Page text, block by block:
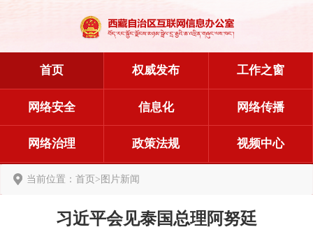
首页 权威发布 工作之窗
网络安全 信息化 网络传播
网络治理 政策法规 视频中心
当前位置： 首页>图片新闻
习近平会见泰国总理阿努廷